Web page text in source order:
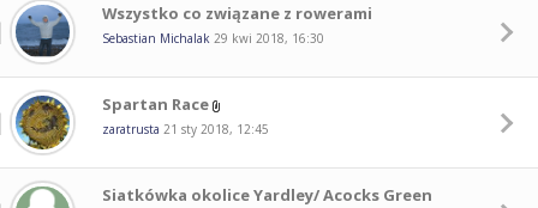
Wszystko co związane z rowerami
Sebastian Michalak 29 kwi 2018, 16:30
Spartan Race
zaratrusta 21 sty 2018, 12:45
Siatkówka okolice Yardley/ Acocks Green